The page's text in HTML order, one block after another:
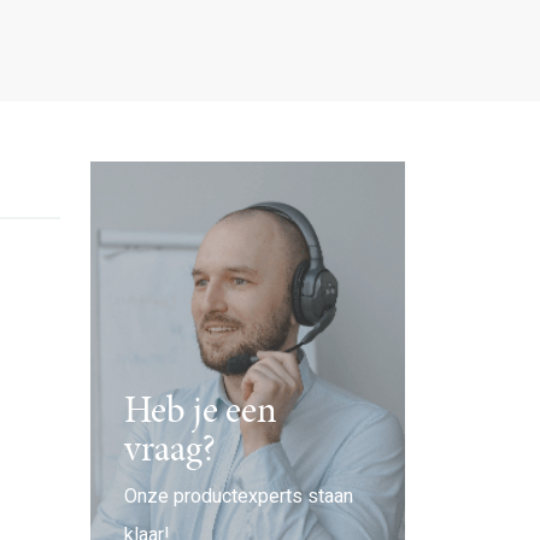
Heb je een
vraag?
Onze productexperts staan